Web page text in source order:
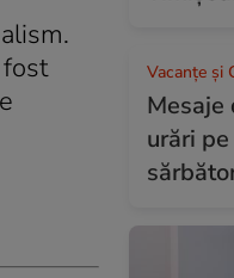
Vacanțe și
Mesaje
urări